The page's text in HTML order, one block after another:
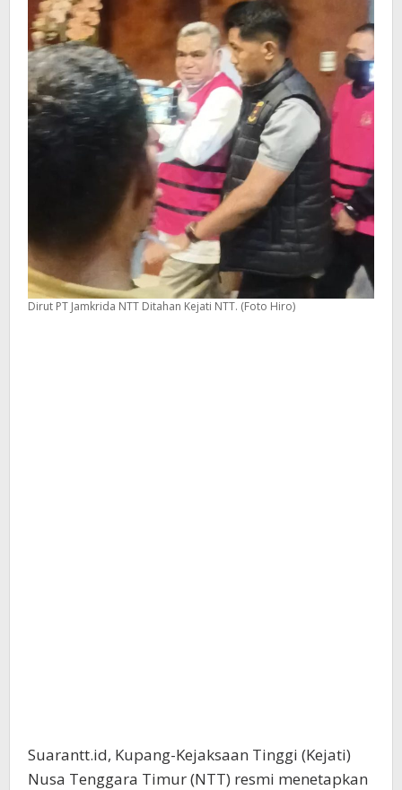
Dirut PT Jamkrida NTT Ditahan Kejati NTT. (Foto Hiro)
Suarantt.id, Kupang-Kejaksaan Tinggi (Kejati)
Nusa Tenggara Timur (NTT) resmi menetapkan